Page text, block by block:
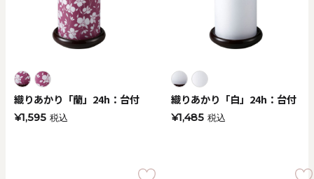
織りあかり「蘭」24h：台付
¥1,595 税込
織りあかり「白」24h：台付
¥1,485 税込